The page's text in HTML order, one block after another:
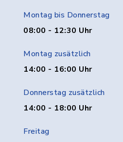
Montag bis Donnerstag
08:00 - 12:30 Uhr
Montag zusätzlich
14:00 - 16:00 Uhr
Donnerstag zusätzlich
14:00 - 18:00 Uhr
Freitag